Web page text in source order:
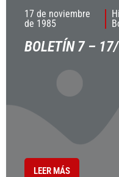
17 de noviembre
de 1985
BOLETÍN 7 –
LEER MÁS